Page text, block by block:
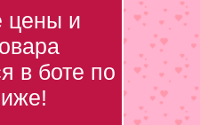
цены и
в боте по